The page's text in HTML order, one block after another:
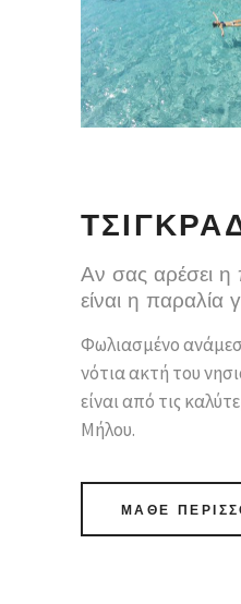
Αν σας αρέσει η
είναι η παραλία
Φωλιασμένο
νότια ακτή του
είναι από τις
Μήλου.
ΜΑΘΕ